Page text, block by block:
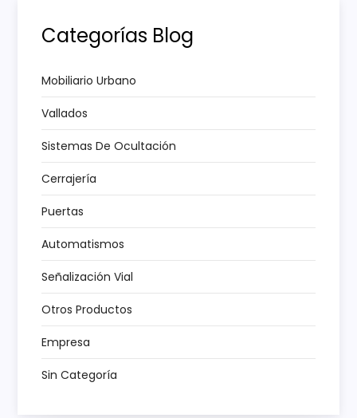
ó
n
d
e
e
n
t
r
a
d
a
Categorías Blog
Mobiliario Urbano
Vallados
Sistemas De Ocultación
Cerrajería
Puertas
Automatismos
Señalización Vial
Otros Productos
Empresa
Sin Categoría